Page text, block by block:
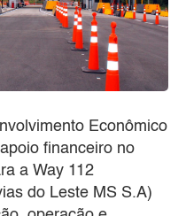
Econômico
financeiro no
a Way 112
do Leste MS S.A)